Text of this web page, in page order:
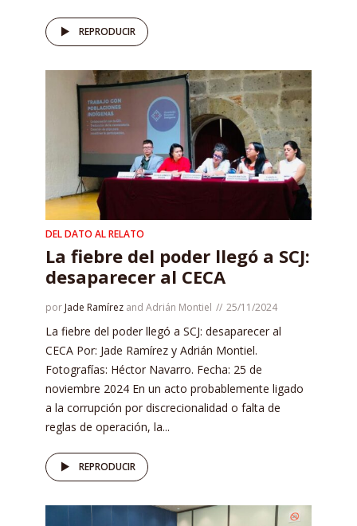
REPRODUCIR
DEL DATO AL RELATO
La fiebre del poder llegó a SCJ:
desaparecer al CECA
por Jade Ramírez and Adrián Montiel 25/11/2024
La fiebre del poder llegó a SCJ: desaparecer al
CECA Por: Jade Ramírez y Adrián Montiel.
Fotografías: Héctor Navarro. Fecha: 25 de
noviembre 2024 En un acto probablemente ligado
a la corrupción por discrecionalidad o falta de
reglas de operación, la...
REPRODUCIR